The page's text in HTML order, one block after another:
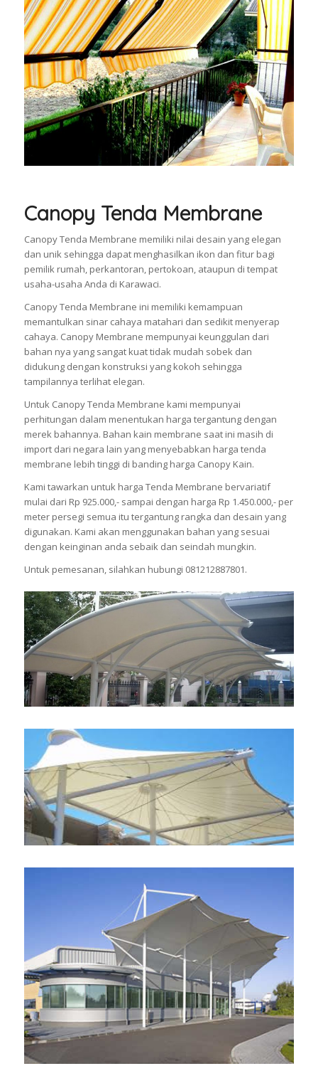
Canopy Tenda Membrane
Canopy Tenda Membrane memiliki nilai desain yang elegan
dan unik sehingga dapat menghasilkan ikon dan fitur bagi
pemilik rumah, perkantoran, pertokoan, ataupun di tempat
usaha-usaha Anda di Karawaci.
Canopy Tenda Membrane ini memiliki kemampuan
memantulkan sinar cahaya matahari dan sedikit menyerap
cahaya. Canopy Membrane mempunyai keunggulan dari
bahan nya yang sangat kuat tidak mudah sobek dan
didukung dengan konstruksi yang kokoh sehingga
tampilannya terlihat elegan.
Untuk Canopy Tenda Membrane kami mempunyai
perhitungan dalam menentukan harga tergantung dengan
merek bahannya. Bahan kain membrane saat ini masih di
import dari negara lain yang menyebabkan harga tenda
membrane lebih tinggi di banding harga Canopy Kain.
Kami tawarkan untuk harga Tenda Membrane bervariatif
mulai dari Rp 925.000,- sampai dengan harga Rp 1.450.000,- per
meter persegi semua itu tergantung rangka dan desain yang
digunakan. Kami akan menggunakan bahan yang sesuai
dengan keinginan anda sebaik dan seindah mungkin.
Untuk pemesanan, silahkan hubungi 081212887801.